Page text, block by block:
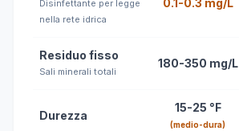
Disinfettante per legge
nella rete idrica
0.1-0.3 mg/L
Residuo fisso
Sali minerali totali
180-350 mg/L
Durezza
15-25 °F
(medio-dura)